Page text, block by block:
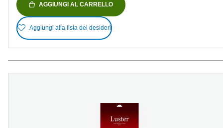
AGGIUNGI AL CARRELLO
Aggiungi alla lista dei desideri